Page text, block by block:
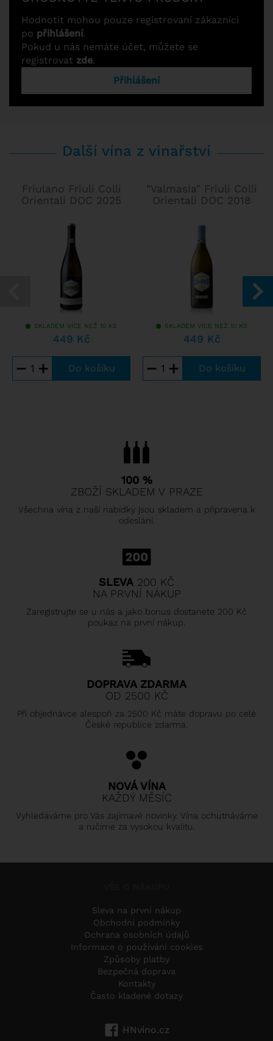
Hodnotit mohou pouze registrovaní zákazníci
po přihlášení.
Pokud u nás nemáte účet, můžete se
registrovat zde.
Přihlášení
Další vína z vinařství
Friulano Friuli Colli
Orientali DOC 2025
SKLADEM VÍCE NEŽ 10 KS
449 Kč
− +
"Valmasia" Friuli Colli
Orientali DOC 2018
SKLADEM VÍCE NEŽ 10 KS
449 Kč
− +
100 %
ZBOŽÍ SKLADEM V PRAZE
Všechna vína z naší nabídky jsou skladem a připravena k
odeslání.
SLEVA 200 KČ
NA PRVNÍ NÁKUP
Zaregistrujte se u nás a jako bonus dostanete 200 Kč
poukaz na první nákup.
DOPRAVA ZDARMA
OD 2500 KČ
Při objednávce alespoň za 2500 Kč máte dopravu po celé
České republice zdarma.
NOVÁ VÍNA
KAŽDÝ MĚSÍC
Vyhledáváme pro Vás zajímavé novinky. Vína ochutnáváme
a ručíme za vysokou kvalitu.
Sleva na první nákup
Obchodní podmínky
Ochrana osobních údajů
Informace o používání cookies
Způsoby platby
Bezpečná doprava
Kontakty
Často kladené dotazy
HNvino.cz